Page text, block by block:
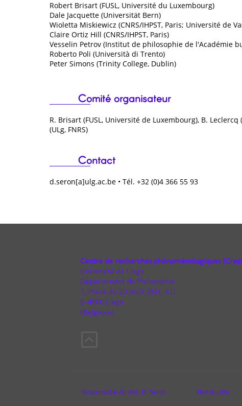
Robert Brisart (FUSL, Université du Luxembourg)
Dale Jacquette (Universität Bern)
Wioletta Miskiewicz (CNRS/IHPST, Paris; Université de
Claire Ortiz Hill (CNRS/IHPST, Paris)
Vesselin Petrov (Institut de philosophie de l'Académie
Roberto Poli (Università di Trento)
Peter Simons (Trinity College, Dublin)
Comité organisateur
R. Brisart (FUSL, Université de Luxembourg), B. Leclercq
(ULg, FNRS)
Contact
d.seron[a]ulg.ac.be • Tél. +32 (0)4 366 55 93
Centre de recherches phénoménologiques
Université de Liège
Département de Philosophie
7, Place du 20-Août (Bât. A1)
B-4000 Liège
(Belgique)
Responsable du site: D. Seron Plan du site